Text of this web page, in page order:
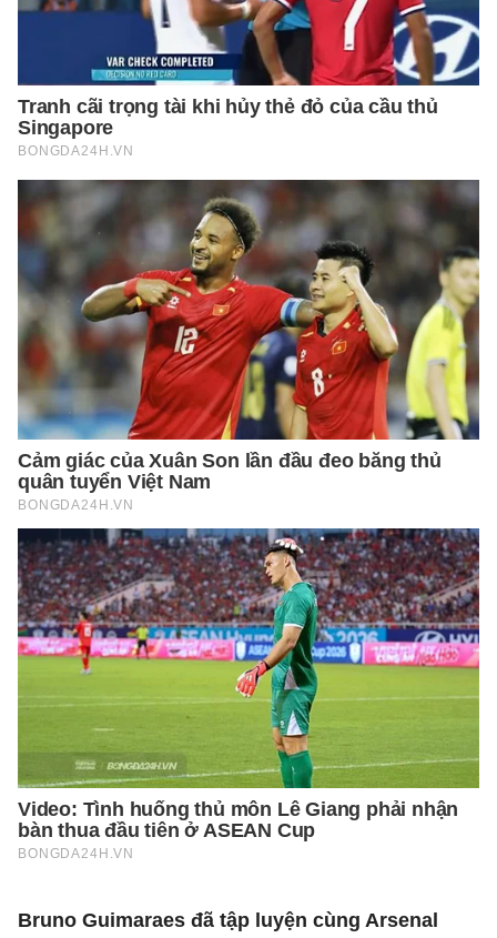
Bruno Guimaraes đã tập luyện cùng Arsenal